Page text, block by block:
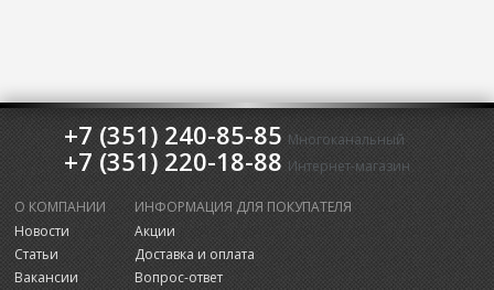
+7 (351) 240-85-85 Многоканальный
+7 (351) 220-18-88 Интернет-магазин
О КОМПАНИИ
Новости
Статьи
Вакансии
ИНФОРМАЦИЯ ДЛЯ ПОКУПАТЕЛЯ
Акции
Доставка и оплата
Вопрос-ответ